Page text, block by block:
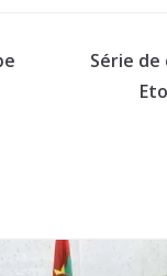
Série de